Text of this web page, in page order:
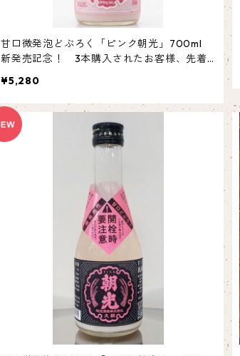
甘口微発泡どぶろく「ピンク朝光」700ml
新発売記念！ 3本購入されたお客様、先着2
¥5,280